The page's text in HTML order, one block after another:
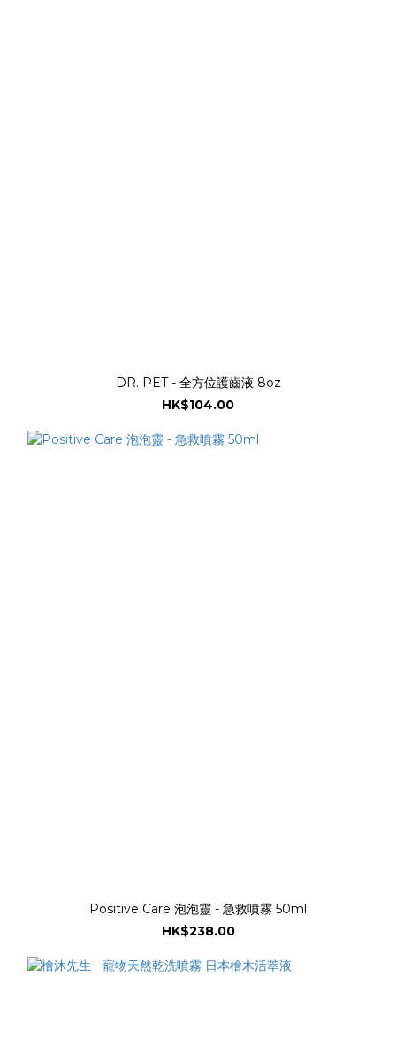
DR. PET - 全方位護齒液 8oz
HK$104.00
Positive Care 泡泡靈 - 急救噴霧 50ml
HK$238.00